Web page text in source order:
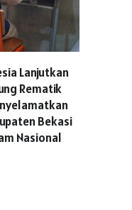
Lanjutkan
Rematik
Bekasi
Nasional